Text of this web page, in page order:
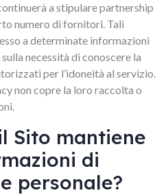
a stipulare partnership
numero di fornitori. Tali
a determinate informazioni
necessità di conoscere la
per l’idoneità al servizio.
non copre la loro raccolta o
Sito mantiene
di
personale?